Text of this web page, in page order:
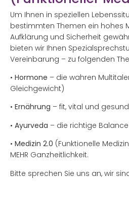
Um Ihnen in speziellen
bestimmten Themen ein hohes
Aufklärung und Sicherheit
bieten wir Ihnen
Vereinbarung – zu folgenden
• Hormone – die wahren
Gleichgewicht)
• Ernährung – fit, vital und
• Ayurveda – die richtige
• Medizin 2.0 (Funktionelle
MEHR Ganzheitlichkeit.
Bitte sprechen Sie uns an, wir